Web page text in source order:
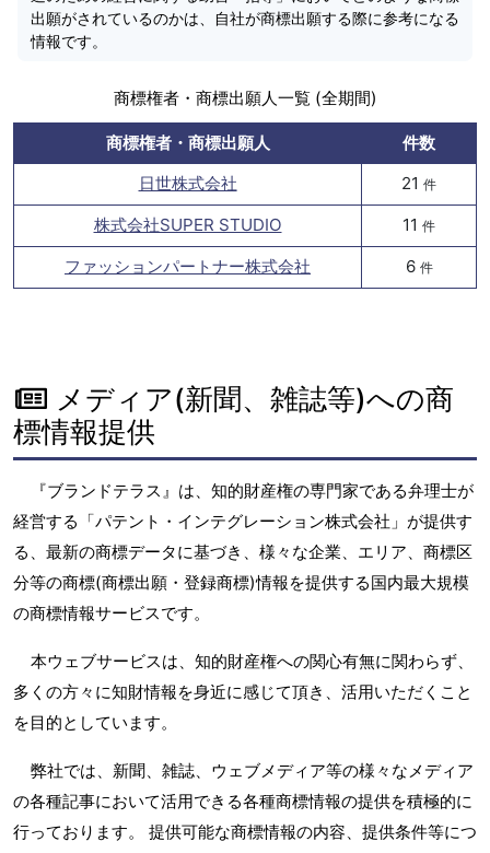
出願がされているのかは、自社が商標出願する際に参考になる
情報です。
商標権者・商標出願人一覧 (全期間)
商標権者・商標出願人
件数
日世株式会社
21 件
株式会社SUPER STUDIO 11 件
ファッションパートナー株式会社 6 件
メディア(新聞、雑誌等)への商
標情報提供
『ブランドテラス』は、知的財産権の専門家である弁理士が
経営する「パテント・インテグレーション株式会社」が提供す
る、最新の商標データに基づき、様々な企業、エリア、商標区
分等の商標(商標出願・登録商標)情報を提供する国内最大規模
の商標情報サービスです。
本ウェブサービスは、知的財産権への関心有無に関わらず、
多くの方々に知財情報を身近に感じて頂き、活用いただくこと
を目的としています。
弊社では、新聞、雑誌、ウェブメディア等の様々なメディア
の各種記事において活用できる各種商標情報の提供を積極的に
行っております。 提供可能な商標情報の内容、提供条件等につ